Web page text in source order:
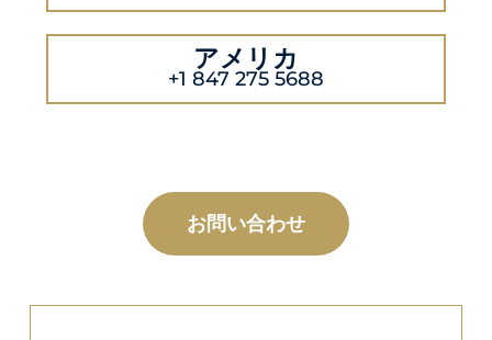
アメリカ
+1 847 275 5688
お問い合わせ